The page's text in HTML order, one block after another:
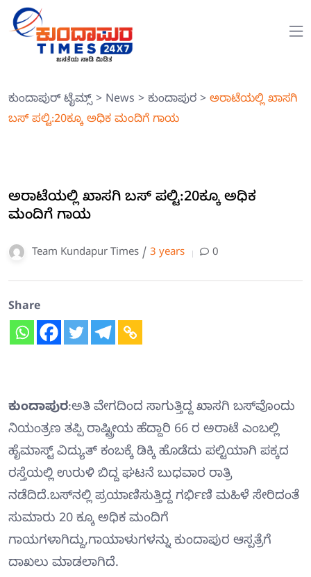
ಕುಂದಾಪುರ್ ಟೈಮ್ಸ್> News > ಕುಂದಾಪುರ > ಅರಾಟೆಯಲ್ಲಿ ಖಾಸಗಿ
ಬಸ್ ಪಲ್ಟಿ:20ಕ್ಕೂ ಅಧಿಕ ಮಂದಿಗೆ ಗಾಯ
ಅರಾಟೆಯಲ್ಲಿ ಖಾಸಗಿ ಬಸ್ ಪಲ್ಟಿ:20ಕ್ಕೂ ಅಧಿಕ
ಮಂದಿಗೆ ಗಾಯ
Team Kundapur Times / 3 years 0
Share
ಕುಂದಾಪುರ:ಅತಿ ವೇಗದಿಂದ ಸಾಗುತ್ತಿದ್ದ ಖಾಸಗಿ ಬಸ್‍ವೊಂದು
ನಿಯಂತ್ರಣ ತಪ್ಪಿ ರಾಷ್ಟ್ರೀಯ ಹೆದ್ದಾರಿ 66 ರ ಅರಾಟೆ ಎಂಬಲ್ಲಿ
ಹೈಮಾಸ್ಟ್ ವಿದ್ಯುತ್ ಕಂಬಕ್ಕೆ ಡಿಕ್ಕಿ ಹೊಡೆದು ಪಲ್ಟಿಯಾಗಿ ಪಕ್ಕದ
ರಸ್ತೆಯಲ್ಲಿ ಉರುಳಿ ಬಿದ್ದ ಘಟನೆ ಬುಧವಾರ ರಾತ್ರಿ
ನಡೆದಿದೆ.ಬಸ್‍ನಲ್ಲಿ ಪ್ರಯಾಣಿಸುತ್ತಿದ್ದ ಗರ್ಭಿಣಿ ಮಹಿಳೆ ಸೇರಿದಂತೆ
ಸುಮಾರು 20 ಕ್ಕೂ ಅಧಿಕ ಮಂದಿಗೆ
ಗಾಯಗಳಾಗಿದ್ದು,ಗಾಯಾಳುಗಳನ್ನು ಕುಂದಾಪುರ ಆಸ್ಪತ್ರೆಗೆ
ದಾಖಲು ಮಾಡಲಾಗಿದೆ.